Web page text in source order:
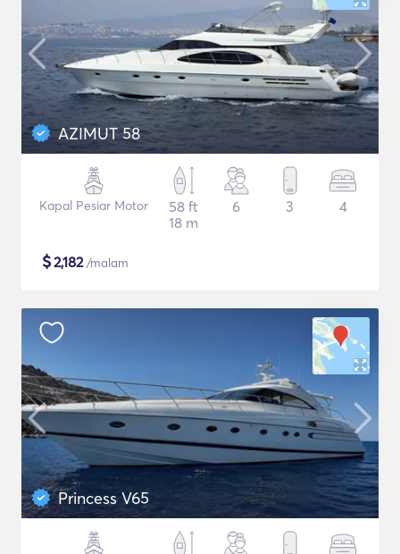
AZIMUT 58
Kapal Pesiar Motor
58 ft
18 m
6 3 4
$2,182/malam
Princess V65